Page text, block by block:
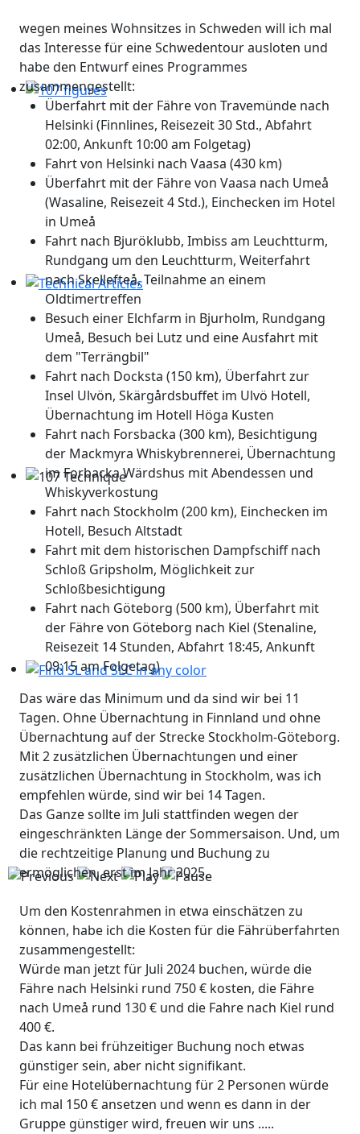
107 figures
Technical Articles
107 Technique
Find SL and SLC in any color
wegen meines Wohnsitzes in Schweden will ich mal
das Interesse für eine Schwedentour ausloten und
habe den Entwurf eines Programmes
zusammengestellt:
Überfahrt mit der Fähre von Travemünde nach
Helsinki (Finnlines, Reisezeit 30 Std., Abfahrt
02:00, Ankunft 10:00 am Folgetag)
Fahrt von Helsinki nach Vaasa (430 km)
Überfahrt mit der Fähre von Vaasa nach Umeå
(Wasaline, Reisezeit 4 Std.), Einchecken im Hotel
in Umeå
Fahrt nach Bjuröklubb, Imbiss am Leuchtturm,
Rundgang um den Leuchtturm, Weiterfahrt
nach Skellefteå, Teilnahme an einem
Oldtimertreffen
Besuch einer Elchfarm in Bjurholm, Rundgang
Umeå, Besuch bei Lutz und eine Ausfahrt mit
dem "Terrängbil"
Fahrt nach Docksta (150 km), Überfahrt zur
Insel Ulvön, Skärgårdsbuffet im Ulvö Hotell,
Übernachtung im Hotell Höga Kusten
Fahrt nach Forsbacka (300 km), Besichtigung
der Mackmyra Whiskybrennerei, Übernachtung
im Forbacka Wärdshus mit Abendessen und
Whiskyverkostung
Fahrt nach Stockholm (200 km), Einchecken im
Hotell, Besuch Altstadt
Fahrt mit dem historischen Dampfschiff nach
Schloß Gripsholm, Möglichkeit zur
Schloßbesichtigung
Fahrt nach Göteborg (500 km), Überfahrt mit
der Fähre von Göteborg nach Kiel (Stenaline,
Reisezeit 14 Stunden, Abfahrt 18:45, Ankunft
09:15 am Folgetag)
Das wäre das Minimum und da sind wir bei 11
Tagen. Ohne Übernachtung in Finnland und ohne
Übernachtung auf der Strecke Stockholm-Göteborg.
Mit 2 zusätzlichen Übernachtungen und einer
zusätzlichen Übernachtung in Stockholm, was ich
empfehlen würde, sind wir bei 14 Tagen.
Das Ganze sollte im Juli stattfinden wegen der
eingeschränkten Länge der Sommersaison. Und, um
die rechtzeitige Planung und Buchung zu
ermöglichen, erst im Jahr 2025.
Um den Kostenrahmen in etwa einschätzen zu
können, habe ich die Kosten für die Fährüberfahrten
zusammengestellt:
Würde man jetzt für Juli 2024 buchen, würde die
Fähre nach Helsinki rund 750 € kosten, die Fähre
nach Umeå rund 130 € und die Fahre nach Kiel rund
400 €.
Das kann bei frühzeitiger Buchung noch etwas
günstiger sein, aber nicht signifikant.
Für eine Hotelübernachtung für 2 Personen würde
ich mal 150 € ansetzen und wenn es dann in der
Gruppe günstiger wird, freuen wir uns .....